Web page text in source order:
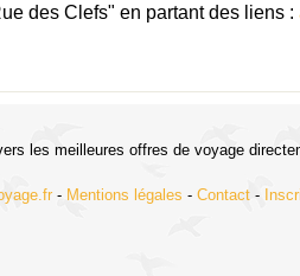
des Clefs" en partant des liens :
les meilleures offres de voyage
- Mentions légales - Contact-